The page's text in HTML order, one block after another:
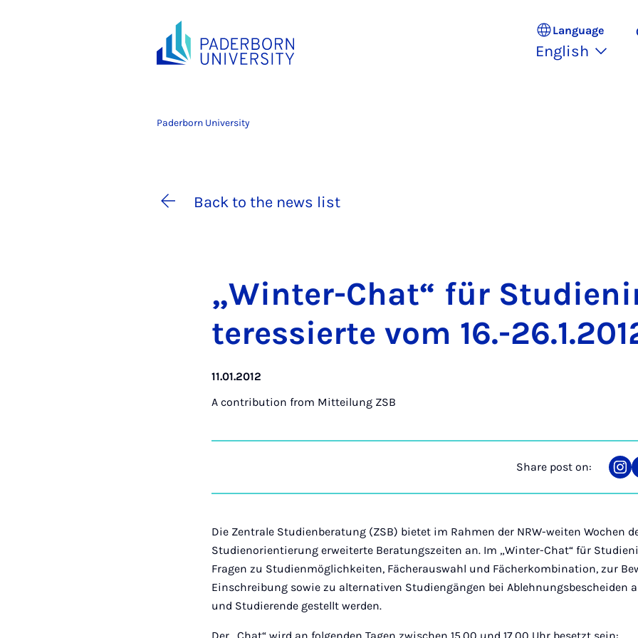
Language
English
Paderborn University
Back to the news list
„Winter-Chat“ für
teressierte vom 16.-
11.01.2012
A contribution from Mitteilung ZSB
Share post on:
on
Die Zentrale Studienberatung (ZSB) bietet im Rahmen der NRW-weiten Wochen
Studienorientierung erweiterte Beratungszeiten an. Im „Winter-Chat“ für
Fragen zu Studienmöglichkeiten, Fächerauswahl und Fächerkombination, zur
Einschreibung sowie zu alternativen Studiengängen bei Ablehnungsbescheiden
und Studierende gestellt werden.